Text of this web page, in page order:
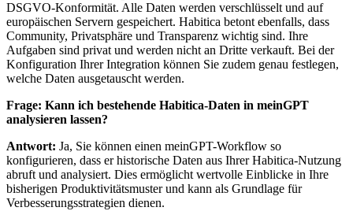
DSGVO-Konformität. Alle Daten werden verschlüsselt und auf
europäischen Servern gespeichert. Habitica betont ebenfalls, dass
Community, Privatsphäre und Transparenz wichtig sind. Ihre
Aufgaben sind privat und werden nicht an Dritte verkauft. Bei der
Konfiguration Ihrer Integration können Sie zudem genau festlegen,
welche Daten ausgetauscht werden.
Frage: Kann ich bestehende Habitica-Daten in meinGPT
analysieren lassen?
Antwort: Ja, Sie können einen meinGPT-Workflow so
konfigurieren, dass er historische Daten aus Ihrer Habitica-Nutzung
abruft und analysiert. Dies ermöglicht wertvolle Einblicke in Ihre
bisherigen Produktivitätsmuster und kann als Grundlage für
Verbesserungsstrategien dienen.